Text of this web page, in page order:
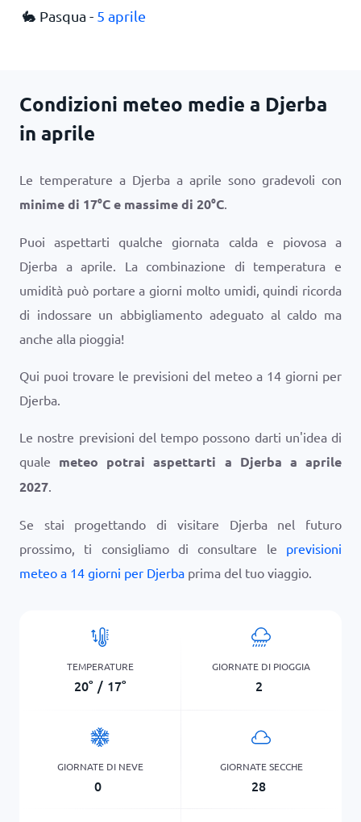
🐇 Pasqua - 5 aprile
Condizioni meteo medie a Djerba
in aprile
Le temperature a Djerba a aprile sono gradevoli con
minime di 17°Ce massime di 20°C.
Puoi aspettarti qualche giornata calda e piovosa a
Djerba a aprile. La combinazione di temperatura e
umidità può portare a giorni molto umidi, quindi ricorda
di indossare un abbigliamento adeguato al caldo ma
anche alla pioggia!
Qui puoi trovare le previsioni del meteo a 14 giorni per
Djerba.
Le nostre previsioni del tempo possono darti un'idea di
quale meteo potrai aspettarti a Djerba a aprile
2027.
Se stai progettando di visitare Djerba nel futuro
prossimo, ti consigliamo di consultare le previsioni
meteo a 14 giorni per Djerba prima del tuo viaggio.
TEMPERATURE
20° / 17°
GIORNATE DI PIOGGIA
2
GIORNATE DI NEVE
0
GIORNATE SECCHE
28